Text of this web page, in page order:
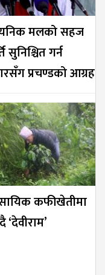
मलको सहज
सुनिश्चित गर्न
प्रचण्डको आग्रह
कफीखेतीमा
‘देवीराम’